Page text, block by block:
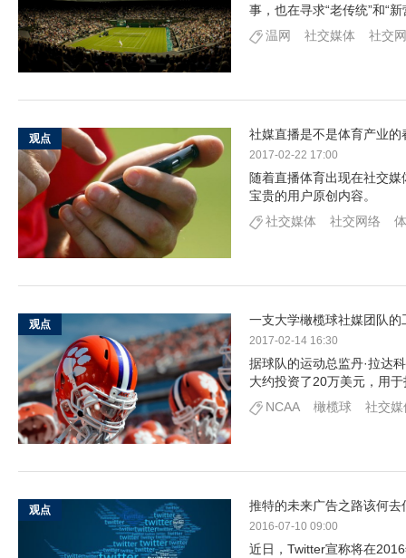
事，也在寻求“老传统”和“
温网
社交媒体 社交
社媒直播是不是体育产业的
2017-02-22 17:00
随着直播体育出现在社交
宝贵的用户原创内容。
社交媒体
社交网络
观点
一支大学橄榄球社媒团队的
2017-02-14 16:30
据球队的运动总监丹·拉达
大约投资了20万美元，用
NCAA
橄榄球 社交媒
观点
推特的未来广告之路该何去
2016-07-10 09:00
近日，Twitter宣称将在
观点